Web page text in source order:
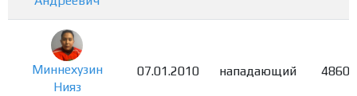
Миннехузин
Нияз
07.01.2010 нападающий 4860